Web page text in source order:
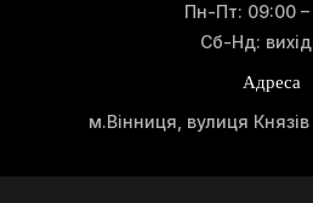
Пн-Пт: 09:00 –
Сб-Нд:
Адреса
м.Вінниця, вулиця Князів